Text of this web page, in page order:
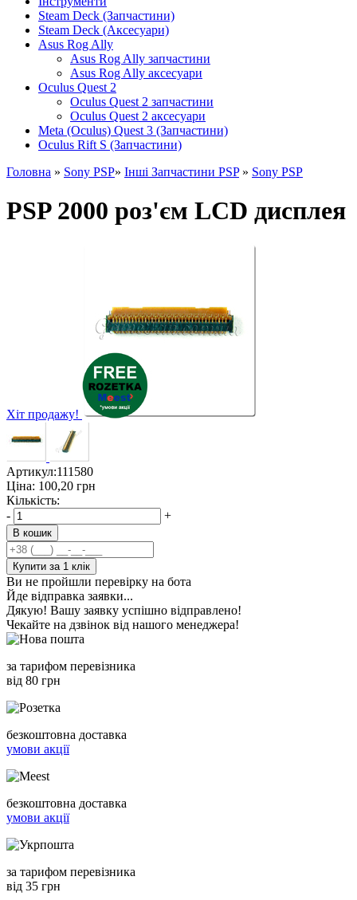
Steam Deck (Запчастини)
Steam Deck (Аксесуари)
Asus Rog Ally
Asus Rog Ally запчастини
Asus Rog Ally аксесуари
Oculus Quest 2
Oculus Quest 2 запчастини
Oculus Quest 2 аксесуари
Meta (Oculus) Quest 3 (Запчастини)
Oculus Rift S (Запчастини)
Головна » Sony PSP» Інші Запчастини PSP» Sony PSP
PSP 2000 роз'єм LCD дисплея
Хіт продажу!
Артикул:111580
Ціна: 100,20 грн
Кількість:
-
+
В кошик
Купити за 1 клiк
Ви не пройшли перевірку на бота
Йде відправка заявки...
Дякую! Вашу заявку успішно відправлено!
Чекайте на дзвінок від нашого менеджера!
за тарифом перевізника
від 80 грн
безкоштовна доставка
умови акції
безкоштовна доставка
умови акції
за тарифом перевізника
від 35 грн